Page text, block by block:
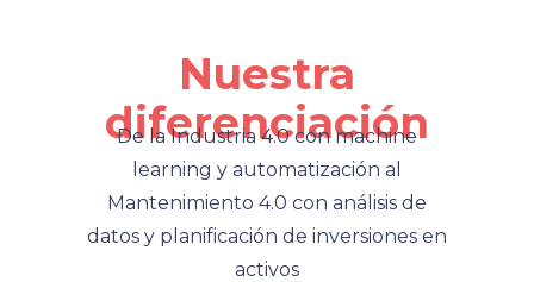
Nuestra
diferenciación
De la Industria 4.0 con machine
learning y automatización al
Mantenimiento 4.0 con análisis de
datos y planificación de inversiones en
activos